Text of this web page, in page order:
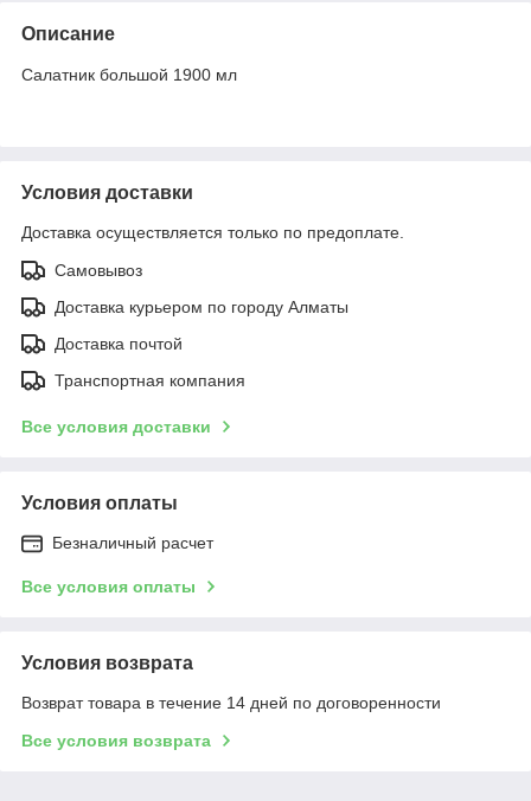
Описание
Салатник большой 1900 мл
Условия доставки
Доставка осуществляется только по предоплате.
Самовывоз
Доставка курьером по городу Алматы
Доставка почтой
Транспортная компания
Все условия доставки
Условия оплаты
Безналичный расчет
Все условия оплаты
Условия возврата
Возврат товара в течение 14 дней по договоренности
Все условия возврата